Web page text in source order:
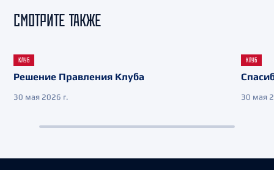
СМОТРИТЕ ТАКЖЕ
КЛУБ
Решение Правления Клуба
30 мая 2026 г.
КЛУБ
30 мая